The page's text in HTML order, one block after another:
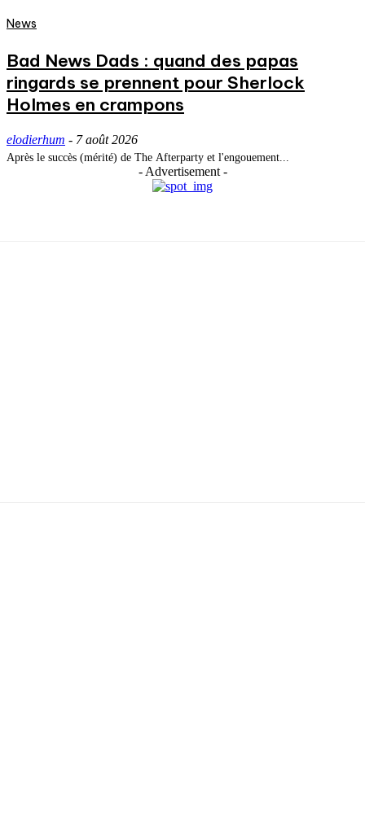
News
Bad News Dads : quand des papas
ringards se prennent pour Sherlock
Holmes en crampons
elodierhum - 7 août 2026
Après le succès (mérité) de The Afterparty et l'engouement...
- Advertisement -